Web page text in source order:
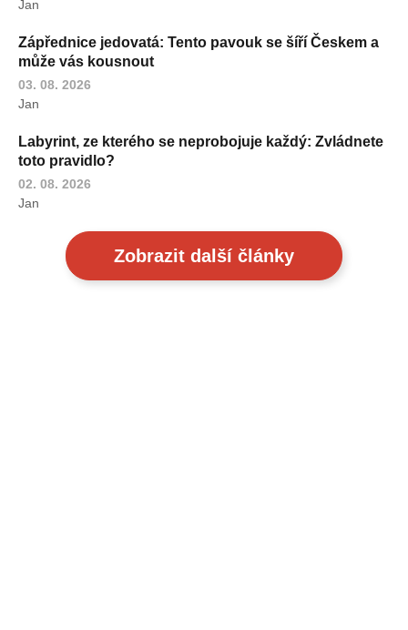
Jan
Zápřednice jedovatá: Tento pavouk se šíří Českem a
může vás kousnout
03. 08. 2026
Jan
Labyrint, ze kterého se neprobojuje každý: Zvládnete
toto pravidlo?
02. 08. 2026
Jan
Zobrazit další články